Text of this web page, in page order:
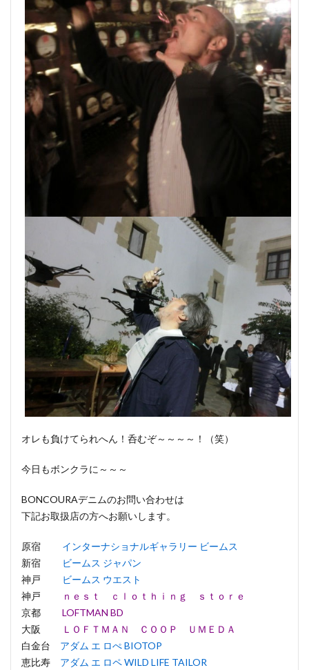
オレも負けてられへん！呑むぞ～～～～！（笑）
今日もボンクラに～～～
BONCOURAデニムのお問い合わせは
下記お取扱店の方へお願いします。
原宿 インターナショナルギャラリー ビームス
新宿
ビームス ジャパン
神戸
ビームス ウエスト
神戸
ｎｅｓｔ ｃｌｏｔｈｉｎｇ ｓｔｏｒｅ
京都 LOFTMAN BD
大阪
ＬＯＦＴＭＡＮ ＣＯＯＰ ＵＭＥＤＡ
白金台 アダム エ ロぺ BIOTOP
恵比寿 アダム エ ロペ WILD LIFE TAILOR